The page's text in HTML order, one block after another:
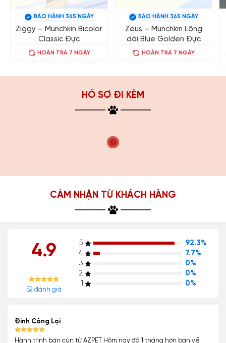
BẢO HÀNH 365 NGÀY
Ziggy – Munchkin Bicolor
Classic Đực
HOÀN TRẢ 7 NGÀY
BẢO HÀNH 365 NGÀY
Zeus – Munchkin Lông
dài Blue Golden Đực
HOÀN TRẢ 7 NGÀY
HỒ SƠ ĐI KÈM
CẢM NHẬN TỪ KHÁCH HÀNG
4.9
52 đánh giá
5
92.3%
4
7.7%
3
0%
2
0%
1
0%
Đinh Công Lợi
Hành trình bạn cún từ AZPET Hôm nay đã 1 tháng hơn bạn về